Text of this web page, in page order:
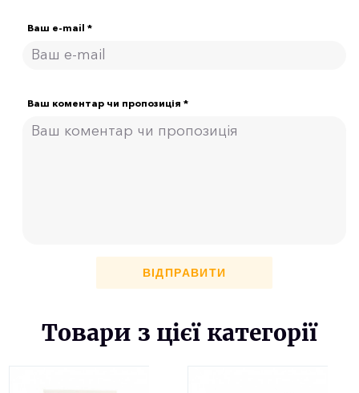
Ваш e-mail *
Ваш коментар чи пропозиція *
ВІДПРАВИТИ
Товари з цієї категорії